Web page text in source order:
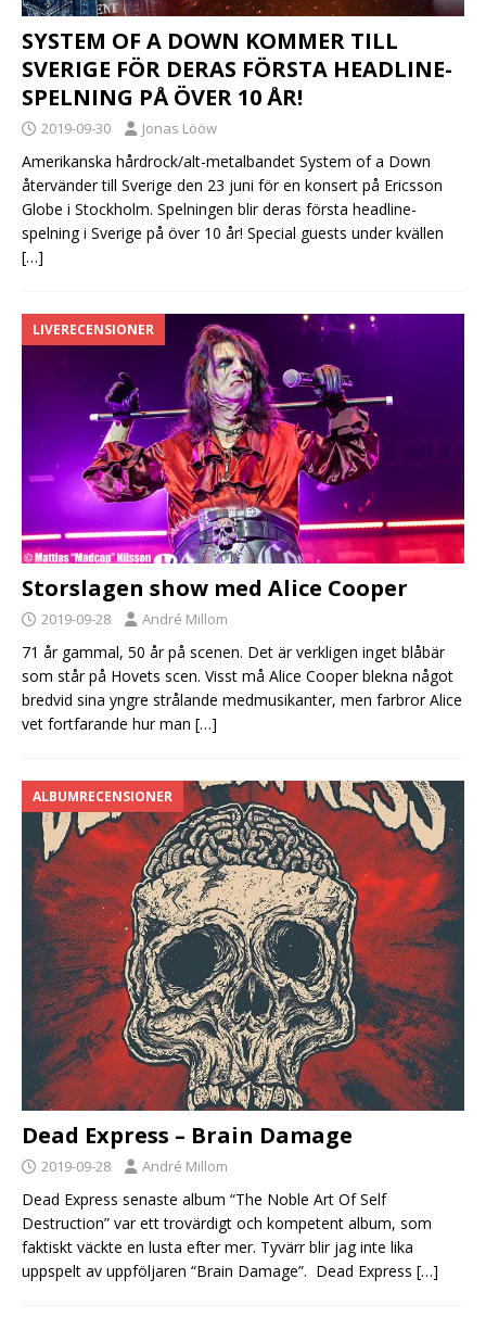
SYSTEM OF A DOWN KOMMER TILL
SVERIGE FÖR DERAS FÖRSTA HEADLINE-
SPELNING PÅ ÖVER 10 ÅR!
2019-09-30 Jonas Lööw
Amerikanska hårdrock/alt-metalbandet System of a Down
återvänder till Sverige den 23 juni för en konsert på Ericsson
Globe i Stockholm. Spelningen blir deras första headline-
spelning i Sverige på över 10 år! Special guests under kvällen
[…]
LIVERECENSIONER
Storslagen show med Alice Cooper
2019-09-28 André Millom
71 år gammal, 50 år på scenen. Det är verkligen inget blåbär
som står på Hovets scen. Visst må Alice Cooper blekna något
bredvid sina yngre strålande medmusikanter, men farbror Alice
vet fortfarande hur man […]
ALBUMRECENSIONER
Dead Express – Brain Damage
2019-09-28 André Millom
Dead Express senaste album “The Noble Art Of Self
Destruction” var ett trovärdigt och kompetent album, som
faktiskt väckte en lusta efter mer. Tyvärr blir jag inte lika
uppspelt av uppföljaren “Brain Damage”. Dead Express […]